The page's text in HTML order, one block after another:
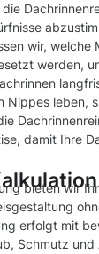
wir, welche
werden,
Nippes leben,
damit Ihre
bieten wir
erfolgt mit
Schmutz und